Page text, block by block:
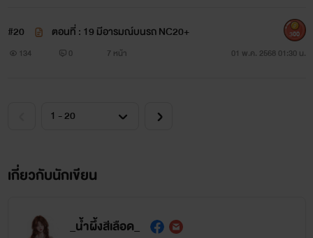
#20 ตอนที่ : 19 มีอารมณ์บนรถ NC20+
134 0 7 หน้า 01 พ.ค. 2568 01:30 น.
300
เกี่ยวกับนักเขียน
_น้ำผึ้งสีเลือด_